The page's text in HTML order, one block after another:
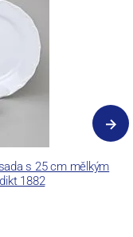
s 25 cm mělkým
1882